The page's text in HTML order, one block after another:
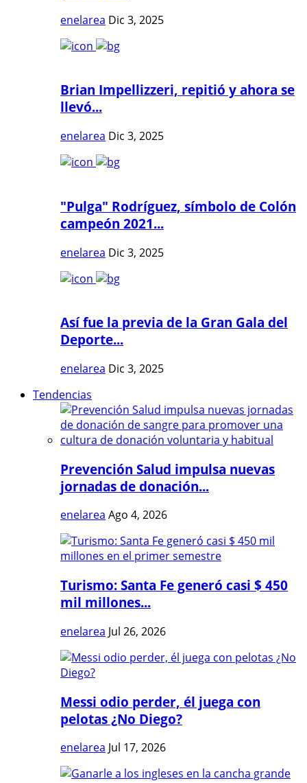
enelarea Dic 3, 2025
Brian Impellizzeri, repitió y ahora se
llevó...
enelarea Dic 3, 2025
"Pulga" Rodríguez, símbolo de Colón
campeón 2021...
enelarea Dic 3, 2025
Así fue la previa de la Gran Gala del
Deporte...
enelarea Dic 3, 2025
Tendencias
Prevención Salud impulsa nuevas
jornadas de donación...
enelarea Ago 4, 2026
Turismo: Santa Fe generó casi $ 450
mil millones...
enelarea Jul 26, 2026
Messi odio perder, él juega con
pelotas ¿No Diego?
enelarea Jul 17, 2026